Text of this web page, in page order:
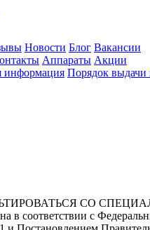
Новости Блог Вакансии
Аппараты Акции
информация Порядок выдачи
СО СПЕЦИАЛИСТОМ.
в соответствии с